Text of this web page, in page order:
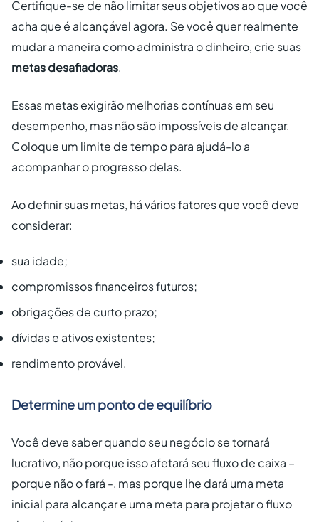
Certifique-se de não limitar seus objetivos ao que você
acha que é alcançável agora. Se você quer realmente
mudar a maneira como administra o dinheiro, crie suas
metas desafiadoras.
Essas metas exigirão melhorias contínuas em seu
desempenho, mas não são impossíveis de alcançar.
Coloque um limite de tempo para ajudá-lo a
acompanhar o progresso delas.
Ao definir suas metas, há vários fatores que você deve
considerar:
sua idade;
compromissos financeiros futuros;
obrigações de curto prazo;
dívidas e ativos existentes;
rendimento provável.
Determine um ponto de equilíbrio
Você deve saber quando seu negócio se tornará
lucrativo, não porque isso afetará seu fluxo de caixa –
porque não o fará -, mas porque lhe dará uma meta
inicial para alcançar e uma meta para projetar o fluxo